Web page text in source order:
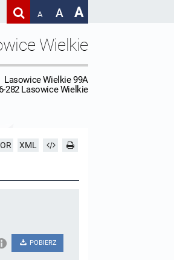
A A A
Wielkie
Lasowice Wielkie 99A
282 Lasowice Wielkie
XML
POBIERZ